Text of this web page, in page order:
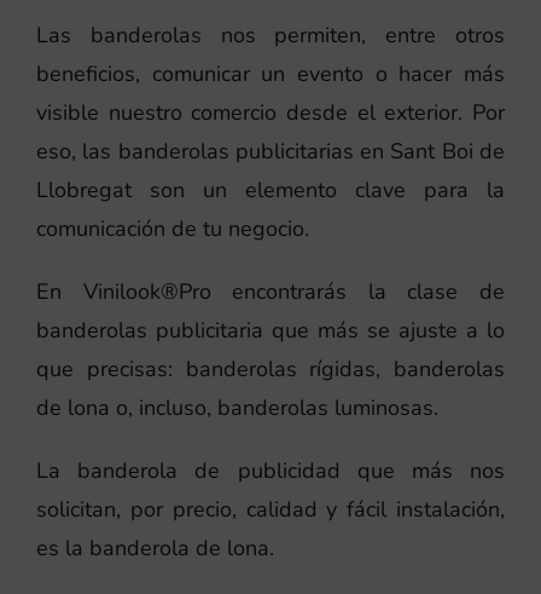
Las banderolas nos permiten, entre otros
beneficios, comunicar un evento o hacer más
visible nuestro comercio desde el exterior. Por
eso, las banderolas publicitarias en Sant Boi de
Llobregat son un elemento clave para la
comunicación de tu negocio.
En Vinilook®Pro encontrarás la clase de
banderolas publicitaria que más se ajuste a lo
que precisas: banderolas rígidas, banderolas
de lona o, incluso, banderolas luminosas.
La banderola de publicidad que más nos
solicitan, por precio, calidad y fácil instalación,
es la banderola de lona.